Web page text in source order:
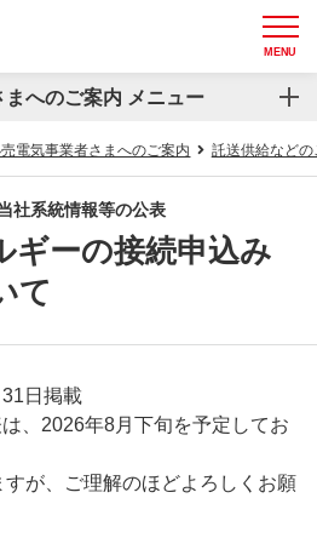
MENU
へのご案内 メニュー
まへのご案内
発電側課金）について
電気事業者さまへのご案内 託送供給などの
社系統情報等の公表
ギーの接続申込み
て
日掲載
、2026年8月下旬を予定してお
が、ご理解のほどよろしくお願